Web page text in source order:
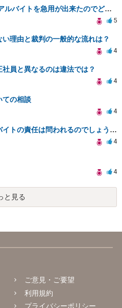
至急 、本日夕方からのアルバイトを急用が出来たのでどうしても休みたいです 。
5
理由と裁判の一般的な流れは？
4
員と異なるのは違法では？
4
ての相談
4
車両事故についてアルバイトの責任は問われるのでしょうか？
4
4
と見る
ご意見・ご要望
利用規約
プライバシーポリシー